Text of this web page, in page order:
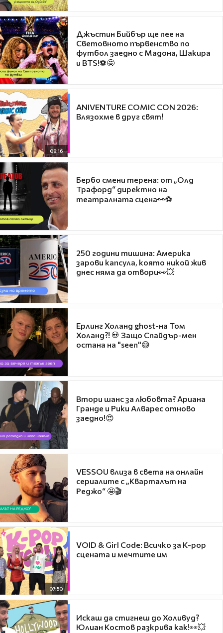
Джъстин Бийбър ще пее на
Световното първенство по
футбол заедно с Мадона, Шакира
и BTS!⚽🤩
08:16
ANIVENTURE COMIC CON 2026:
Влязохме в друг свят!
Бербо смени терена: от „Олд
Трафорд“ директно на
театралната сцена👀⚽
250 години тишина: Америка
зарови капсула, която никой жив
днес няма да отвори👀💥
Ерлинг Холанд ghost-на Том
Холанд?! 💀 Защо Спайдър-мен
остана на "seen"😅
Втори шанс за любовта? Ариана
Гранде и Рики Алварес отново
заедно!😍
VESSOU влиза в света на онлайн
сериалите с „Кварталът на
Реджо“ 🤩🎬
07:50
VOID & Girl Code: Всичко за K-pop
сцената и мечтите им
Искаш да стигнеш до Холивуд?
Юлиан Костов разкрива как!👀💥